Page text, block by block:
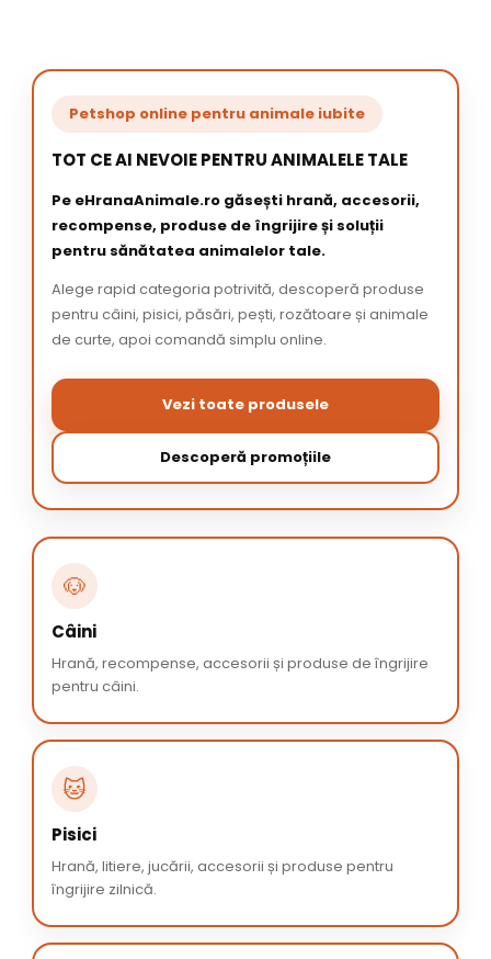
Petshop online pentru animale iubite
TOT CE AI NEVOIE PENTRU ANIMALELE TALE
Pe eHranaAnimale.ro găsești hrană, accesorii,
recompense, produse de îngrijire și soluții
pentru sănătatea animalelor tale.
Alege rapid categoria potrivită, descoperă produse
pentru câini, pisici, păsări, pești, rozătoare și animale
de curte, apoi comandă simplu online.
Vezi toate produsele
Descoperă promoțiile
🐶
Câini
Hrană, recompense, accesorii și produse de îngrijire
pentru câini.
🐱
Pisici
Hrană, litiere, jucării, accesorii și produse pentru
îngrijire zilnică.